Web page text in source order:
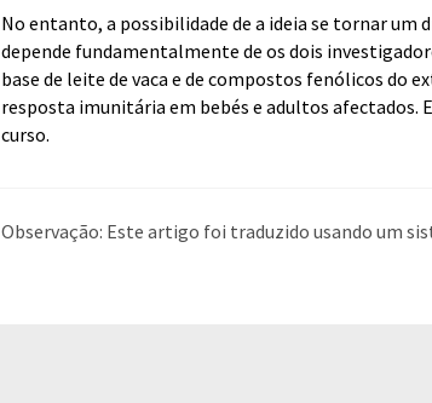
No entanto, a possibilidade de a ideia se tornar
depende fundamentalmente de os dois
base de leite de vaca e de compostos fenólicos do
resposta imunitária em bebés e adultos
curso.
Observação: Este artigo foi traduzido usando um